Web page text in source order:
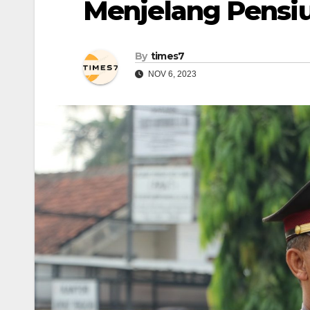
Menjelang
By times7
NOV 6, 2023